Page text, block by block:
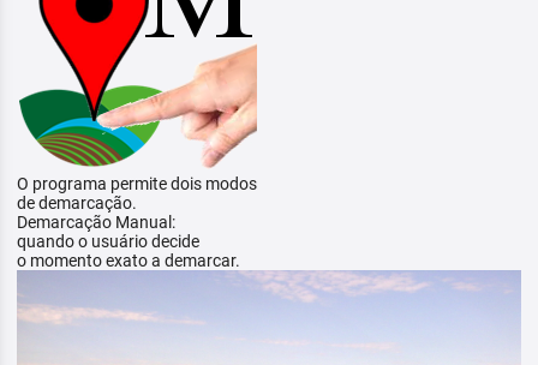
O programa permite dois modos
de demarcação.
Demarcação Manual:
quando o usuário decide
o momento exato a demarcar.